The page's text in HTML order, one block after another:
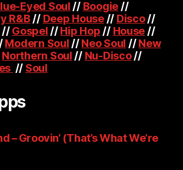
Eyed Soul // Boogie //
R&B // Deep House// Disco//
//Gospel //Hip Hop // House //
Modern Soul //Neo Soul //New
Northern Soul // Nu-Disco//
// Soul
– Groovin‘ (That’s What We’re